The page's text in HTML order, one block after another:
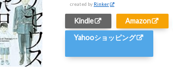
created by Rinker
Kindle Amazon
Yahooショッピング